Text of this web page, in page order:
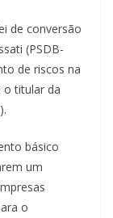
de conversão
(PSDB-
de riscos na
o titular da
básico
um
o